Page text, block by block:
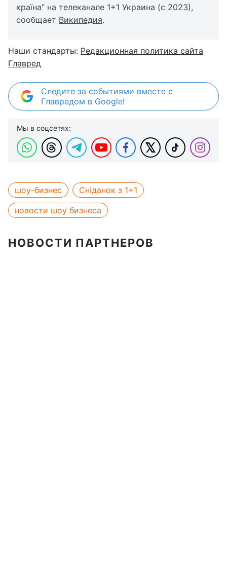
країна" на телеканале 1+1 Украина (с 2023),
сообщает Википедия.
Наши стандарты: Редакционная политика сайта
Главред
Следите за событиями вместе с
Главредом в Google!
Мы в соцсетях:
шоу-бизнес
Сніданок з 1+1
новости шоу бизнеса
НОВОСТИ ПАРТНЕРОВ